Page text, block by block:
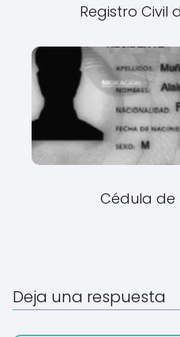
Registro Civil
Cédula de
Deja una respuesta